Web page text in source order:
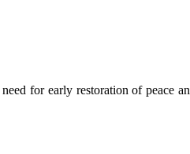
for early restoration of peace